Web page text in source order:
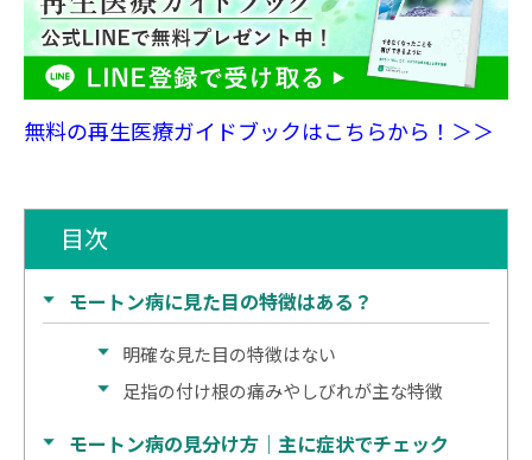
無料の再生医療ガイドブックはこちらから！＞＞
目次
モートン病に見た目の特徴はある？
明確な見た目の特徴はない
足指の付け根の痛みやしびれが主な特徴
モートン病の見分け方｜主に症状でチェック